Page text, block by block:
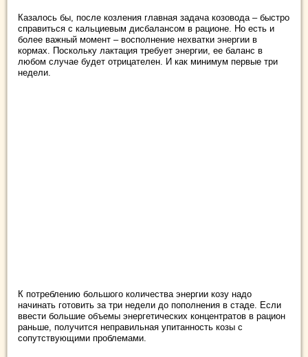
Казалось бы, после козления главная задача козовода – быстро
справиться с кальциевым дисбалансом в рационе. Но есть и
более важный момент – восполнение нехватки энергии в
кормах. Поскольку лактация требует энергии, ее баланс в
любом случае будет отрицателен. И как минимум первые три
недели.
К потреблению большого количества энергии козу надо
начинать готовить за три недели до пополнения в стаде. Если
ввести большие объемы энергетических концентратов в рацион
раньше, получится неправильная упитанность козы с
сопутствующими проблемами.